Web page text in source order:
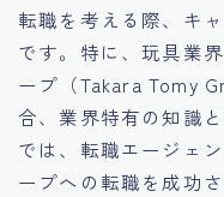
転職を考える際、キ
です。特に、玩具業
ープ（Takara Tomy
合、業界特有の知識
では、転職エージェ
ープへの転職を成功